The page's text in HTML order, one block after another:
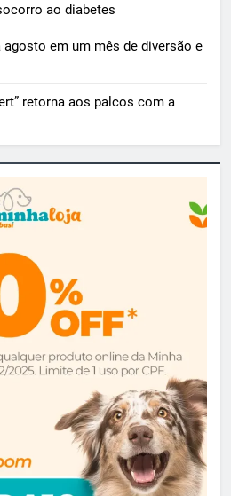
ao diabetes
agosto em um mês de diversão e
retorna aos palcos com a